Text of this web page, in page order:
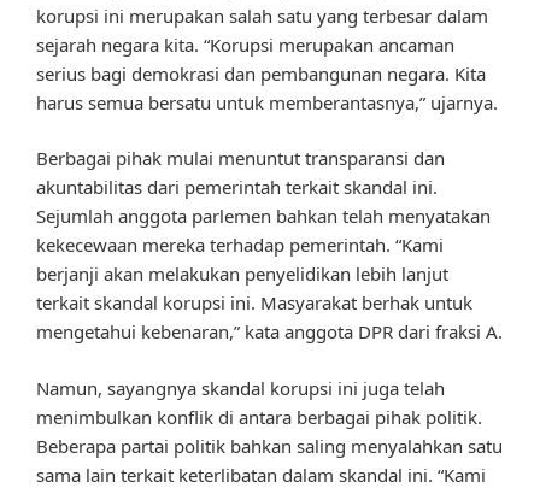
korupsi ini merupakan salah satu yang terbesar dalam
sejarah negara kita. “Korupsi merupakan ancaman
serius bagi demokrasi dan pembangunan negara. Kita
harus semua bersatu untuk memberantasnya,” ujarnya.
Berbagai pihak mulai menuntut transparansi dan
akuntabilitas dari pemerintah terkait skandal ini.
Sejumlah anggota parlemen bahkan telah menyatakan
kekecewaan mereka terhadap pemerintah. “Kami
berjanji akan melakukan penyelidikan lebih lanjut
terkait skandal korupsi ini. Masyarakat berhak untuk
mengetahui kebenaran,” kata anggota DPR dari fraksi A.
Namun, sayangnya skandal korupsi ini juga telah
menimbulkan konflik di antara berbagai pihak politik.
Beberapa partai politik bahkan saling menyalahkan satu
sama lain terkait keterlibatan dalam skandal ini. “Kami